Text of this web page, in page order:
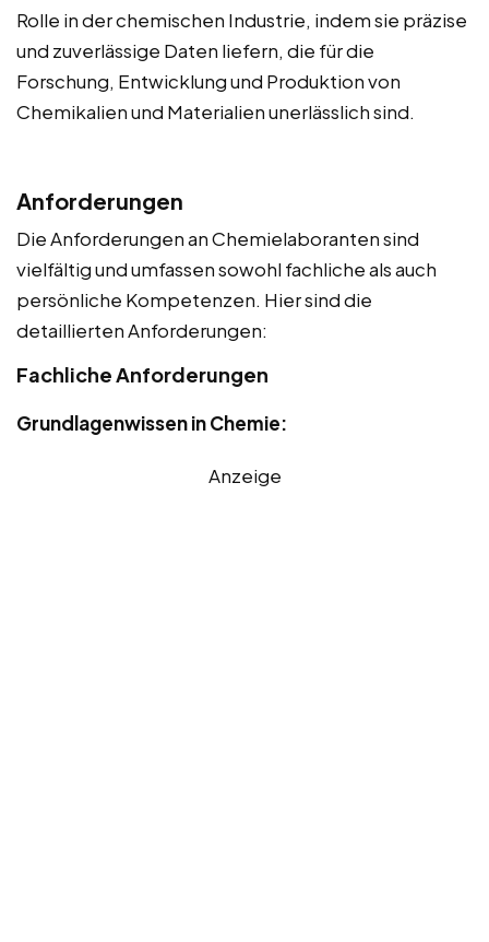
Rolle in der chemischen Industrie, indem sie präzise
und zuverlässige Daten liefern, die für die
Forschung, Entwicklung und Produktion von
Chemikalien und Materialien unerlässlich sind.
Anforderungen
Die Anforderungen an Chemielaboranten sind
vielfältig und umfassen sowohl fachliche als auch
persönliche Kompetenzen. Hier sind die
detaillierten Anforderungen:
Fachliche Anforderungen
Grundlagenwissen in Chemie:
Anzeige